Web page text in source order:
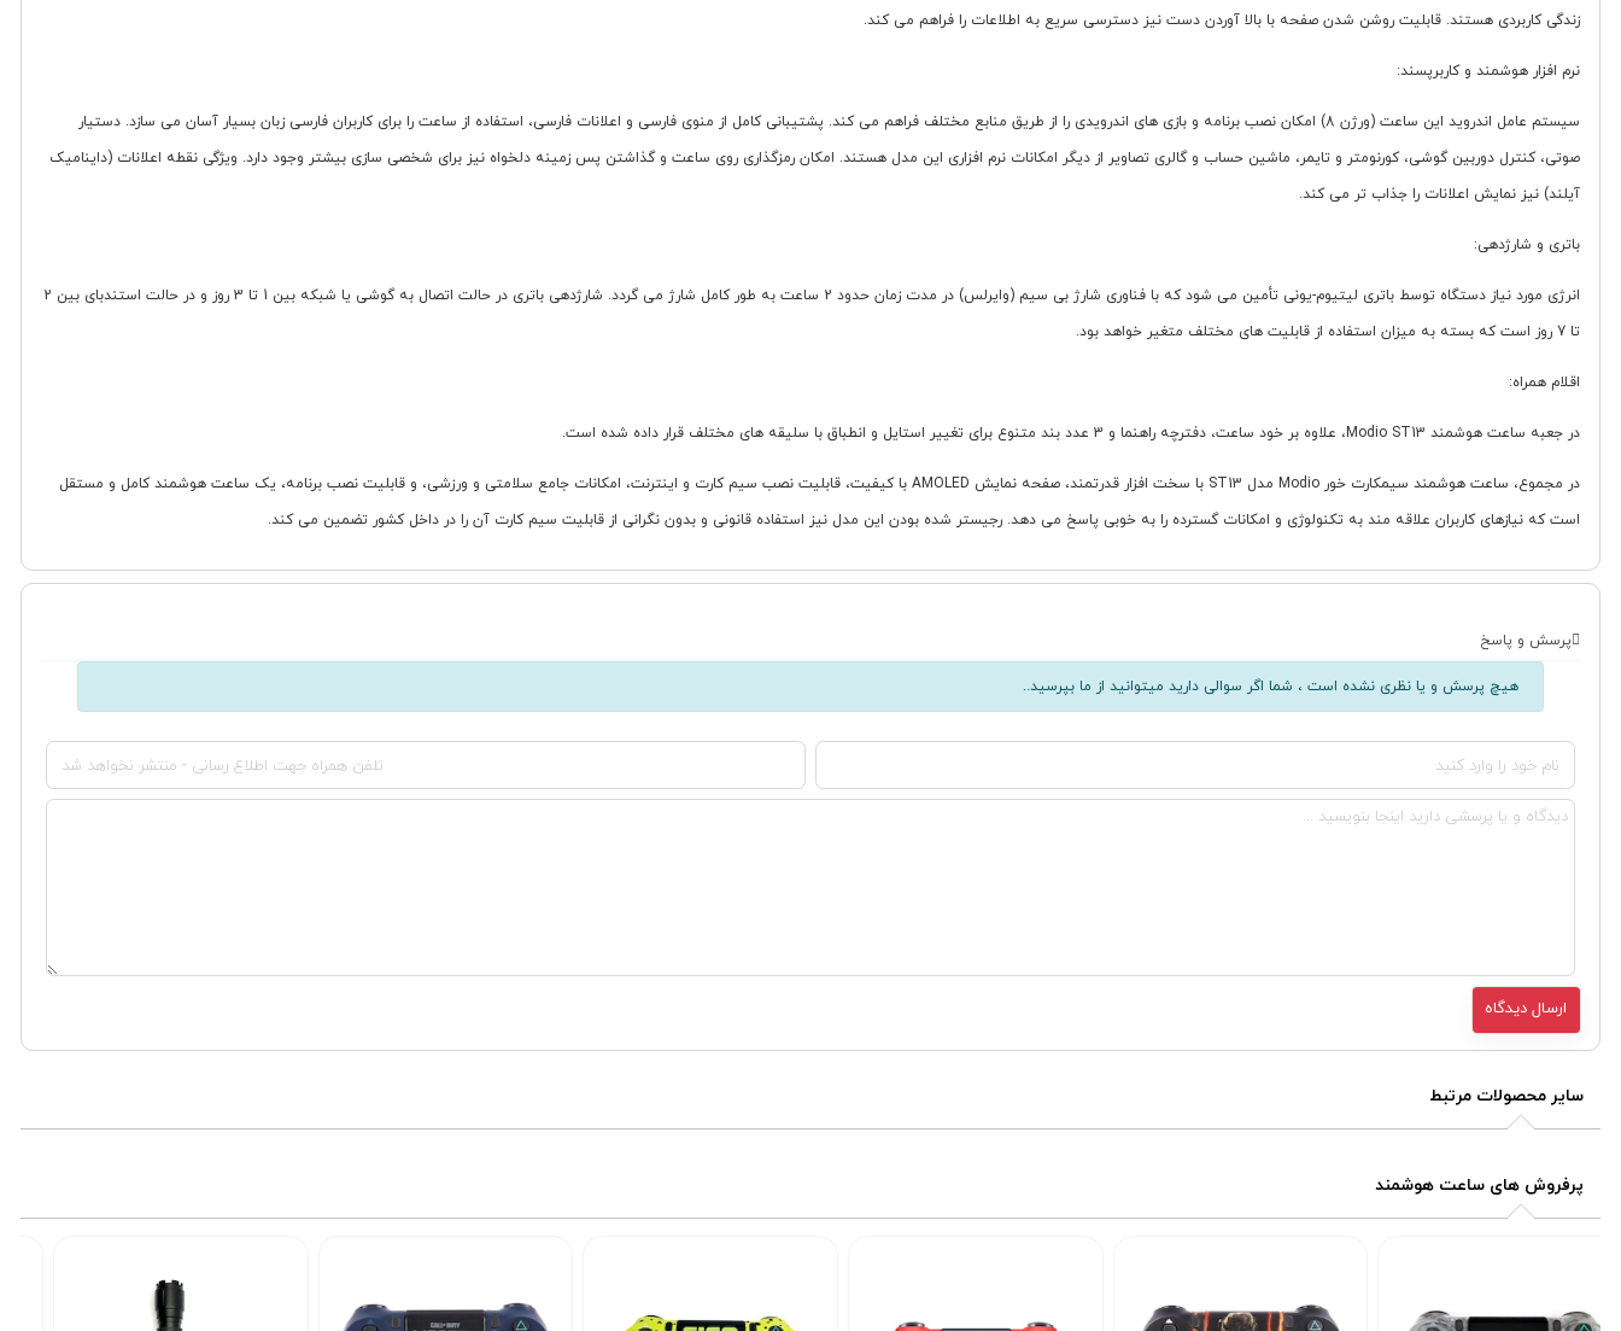
زندگی کاربردی هستند. قابلیت روشن شدن صفحه با بالا آوردن دست نیز دسترسی سریع به اطلاعات را فراهم می کند.
نرم افزار هوشمند و کاربرپسند:
سیستم عامل اندروید این ساعت (ورژن 8) امکان نصب برنامه و بازی های اندرویدی را از طریق منابع مختلف فراهم می کند. پشتیبانی کامل از منوی فارسی و اعلانات فارسی، استفاده از ساعت را برای کاربران فارسی زبان بسیار آسان می سازد. دستیار
صوتی، کنترل دوربین گوشی، کورنومتر و تایمر، ماشین حساب و گالری تصاویر از دیگر امکانات نرم افزاری این مدل هستند. امکان رمزگذاری روی ساعت و گذاشتن پس زمینه دلخواه نیز برای شخصی سازی بیشتر وجود دارد. ویژگی نقطه اعلانات (داینامیک
آیلند) نیز نمایش اعلانات را جذاب تر می کند.
باتری و شارژدهی:
انرژی مورد نیاز دستگاه توسط باتری لیتیوم-یونی تأمین می شود که با فناوری شارژ بی سیم (وایرلس) در مدت زمان حدود 2 ساعت به طور کامل شارژ می گردد. شارژدهی باتری در حالت اتصال به گوشی یا شبکه بین 1 تا 3 روز و در حالت استندبای بین 2
تا 7 روز است که بسته به میزان استفاده از قابلیت های مختلف متغیر خواهد بود.
اقلام همراه:
در جعبه ساعت هوشمند Modio ST13، علاوه بر خود ساعت، دفترچه راهنما و 3 عدد بند متنوع برای تغییر استایل و انطباق با سلیقه های مختلف قرار داده شده است.
در مجموع، ساعت هوشمند سیمکارت خور Modio مدل ST13 با سخت افزار قدرتمند، صفحه نمایش AMOLED با کیفیت، قابلیت نصب سیم کارت و اینترنت، امکانات جامع سلامتی و ورزشی، و قابلیت نصب برنامه، یک ساعت هوشمند کامل و مستقل
است که نیازهای کاربران علاقه مند به تکنولوژی و امکانات گسترده را به خوبی پاسخ می دهد. رجیستر شده بودن این مدل نیز استفاده قانونی و بدون نگرانی از قابلیت سیم کارت آن را در داخل کشور تضمین می کند.
پرسش و پاسخ
هیچ پرسش و یا نظری نشده است ، شما اگر سوالی دارید میتوانید از ما بپرسید..
سایر محصولات مرتبط
پرفروش های ساعت هوشمند